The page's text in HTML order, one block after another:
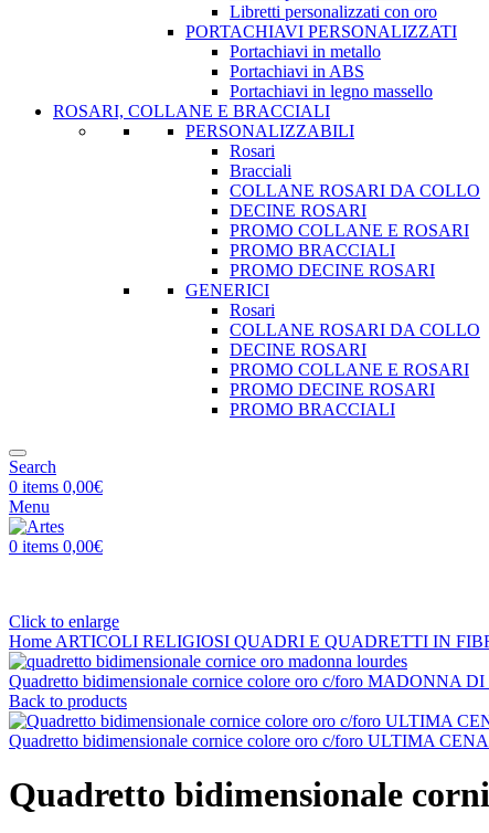
Libretti personalizzati con oro
PORTACHIAVI PERSONALIZZATI
Portachiavi in metallo
Portachiavi in ABS
Portachiavi in legno massello
ROSARI, COLLANE E BRACCIALI
PERSONALIZZABILI
Rosari
Bracciali
COLLANE ROSARI DA COLLO
DECINE ROSARI
PROMO COLLANE E ROSARI
PROMO BRACCIALI
PROMO DECINE ROSARI
GENERICI
Rosari
COLLANE ROSARI DA COLLO
DECINE ROSARI
PROMO COLLANE E ROSARI
PROMO DECINE ROSARI
PROMO BRACCIALI
Search
0 items 0,00€
Menu
0 items 0,00€
Click to enlarge
Home ARTICOLI RELIGIOSI QUADRI E QUADRETTI IN
Quadretto bidimensionale cornice colore oro c/foro MADONNA
Back to products
Quadretto bidimensionale cornice colore oro c/foro ULTIMA
Quadretto bidimensionale